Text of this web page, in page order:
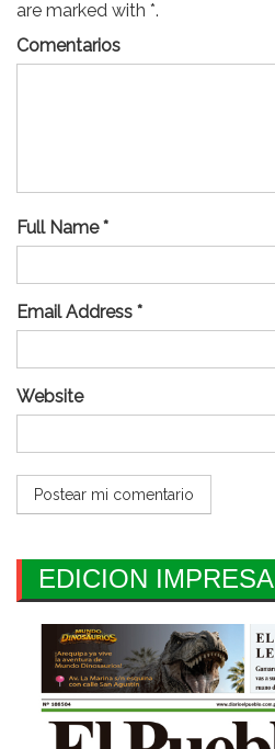
are marked with *.
Comentarios
Full Name *
Email Address *
Website
EDICION IMPRESA